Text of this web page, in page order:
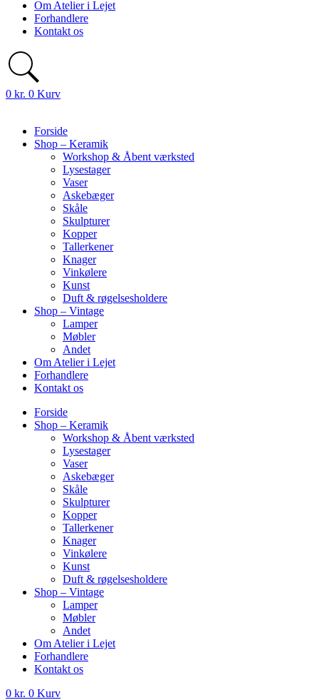
Om Atelier i Lejet
Forhandlere
Kontakt os
0 kr. 0 Kurv
Forside
Shop – Keramik
Workshop & Åbent værksted
Lysestager
Vaser
Askebæger
Skåle
Skulpturer
Kopper
Tallerkener
Knager
Vinkølere
Kunst
Duft & røgelsesholdere
Shop – Vintage
Lamper
Møbler
Andet
Om Atelier i Lejet
Forhandlere
Kontakt os
Forside
Shop – Keramik
Workshop & Åbent værksted
Lysestager
Vaser
Askebæger
Skåle
Skulpturer
Kopper
Tallerkener
Knager
Vinkølere
Kunst
Duft & røgelsesholdere
Shop – Vintage
Lamper
Møbler
Andet
Om Atelier i Lejet
Forhandlere
Kontakt os
0 kr. 0 Kurv